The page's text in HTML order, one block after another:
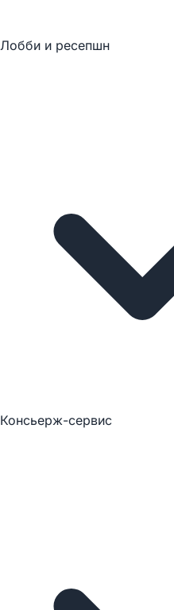
Лобби и ресепшн
Консьерж-сервис